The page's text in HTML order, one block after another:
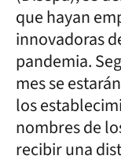
que hayan
innovadoras
pandemia.
mes se
los
nombres de
recibir una